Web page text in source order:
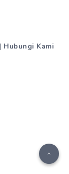
| Hubungi Kami